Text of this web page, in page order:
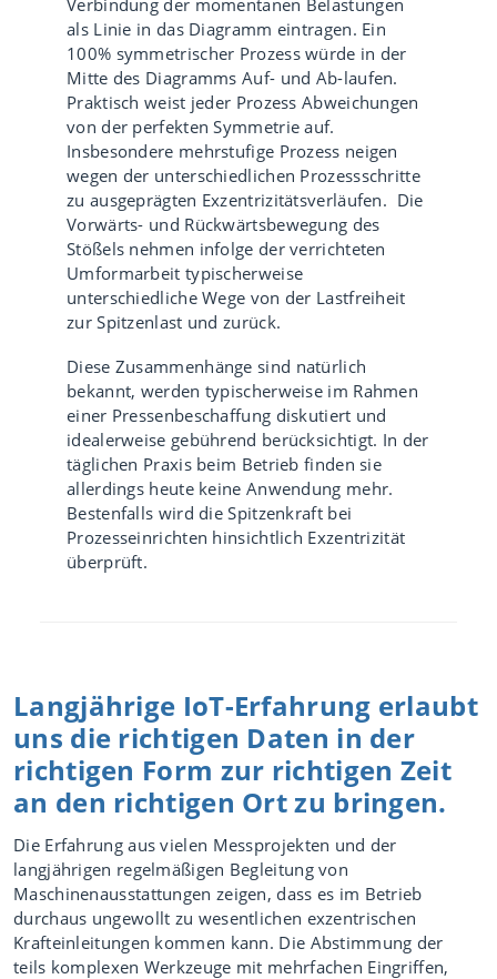
Verbindung der momentanen Belastungen
als Linie in das Diagramm eintragen. Ein
100% symmetrischer Prozess würde in der
Mitte des Diagramms Auf- und Ab-laufen.
Praktisch weist jeder Prozess Abweichungen
von der perfekten Symmetrie auf.
Insbesondere mehrstufige Prozess neigen
wegen der unterschiedlichen Prozessschritte
zu ausgeprägten Exzentrizitätsverläufen. Die
Vorwärts- und Rückwärtsbewegung des
Stößels nehmen infolge der verrichteten
Umformarbeit typischerweise
unterschiedliche Wege von der Lastfreiheit
zur Spitzenlast und zurück.
Diese Zusammenhänge sind natürlich
bekannt, werden typischerweise im Rahmen
einer Pressenbeschaffung diskutiert und
idealerweise gebührend berücksichtigt. In der
täglichen Praxis beim Betrieb finden sie
allerdings heute keine Anwendung mehr.
Bestenfalls wird die Spitzenkraft bei
Prozesseinrichten hinsichtlich Exzentrizität
überprüft.
Langjährige IoT-Erfahrung erlaubt
uns die richtigen Daten in der
richtigen Form zur richtigen Zeit
an den richtigen Ort zu bringen.
Die Erfahrung aus vielen Messprojekten und der
langjährigen regelmäßigen Begleitung von
Maschinenausstattungen zeigen, dass es im Betrieb
durchaus ungewollt zu wesentlichen exzentrischen
Krafteinleitungen kommen kann. Die Abstimmung der
teils komplexen Werkzeuge mit mehrfachen Eingriffen,